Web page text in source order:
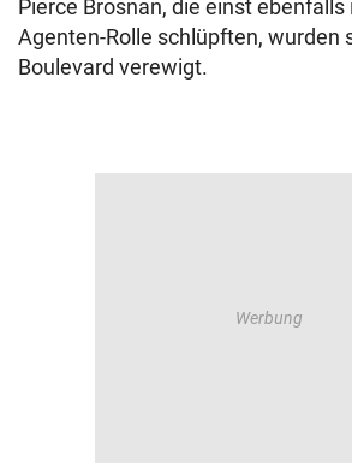
Pierce Brosnan, die einst
Agenten-Rolle schlüpften, wurden
Boulevard verewigt.